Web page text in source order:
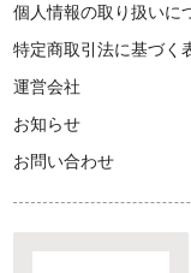
個人情報の取り扱いに
特定商取引法に基づく
運営会社
お知らせ
お問い合わせ